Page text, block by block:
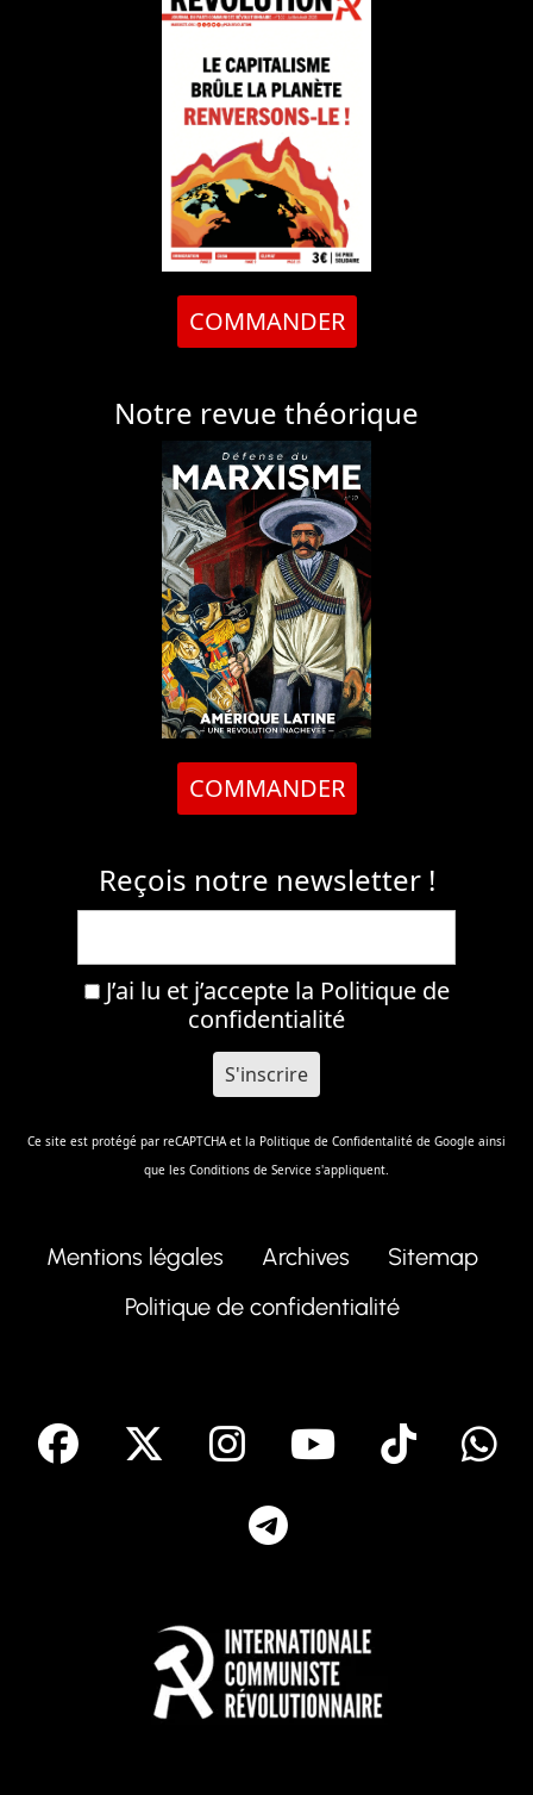
COMMANDER
Notre revue théorique
COMMANDER
Reçois notre newsletter !
J’ai lu et j’accepte la Politique de
confidentialité
Ce site est protégé par reCAPTCHA et la Politique de Confidentalité de Google ainsi
que les Conditions de Service s'appliquent.
Mentions légales Archives
Sitemap
Politique de confidentialité
facebook Instagram
Youtube
Tik